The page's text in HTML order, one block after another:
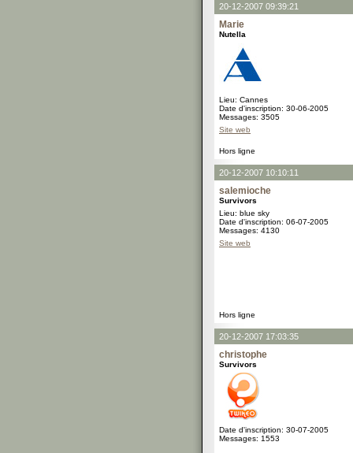
20-12-2007 09:39:21
Marie
Nutella
Lieu: Cannes
Date d'inscription: 30-06-2005
Messages: 3505
Site web
Hors ligne
20-12-2007 10:10:11
salemioche
Survivors
Lieu: blue sky
Date d'inscription: 06-07-2005
Messages: 4130
Site web
Hors ligne
20-12-2007 17:03:35
christophe
Survivors
Date d'inscription: 30-07-2005
Messages: 1553